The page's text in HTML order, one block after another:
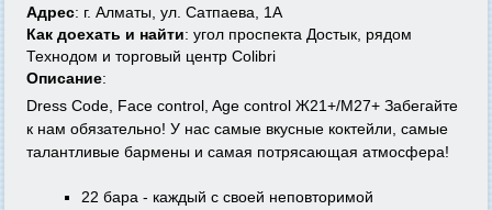
Адрес: г. Алматы, ул. Сатпаева, 1А
Как доехать и найти: угол проспекта Достык, рядом
Технодом и торговый центр Colibri
Описание:
Dress Code, Face control, Age control Ж21+/М27+ Забегайте
к нам обязательно! У нас самые вкусные коктейли, самые
талантливые бармены и самая потрясающая атмосфера!
22 бара - каждый с своей неповторимой